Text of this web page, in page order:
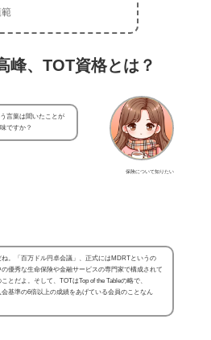
峰、TOT資格とは？
保険について知りたい
言葉は聞いたことが
ですか？
ね。「百万ドル円卓会議」、正式にはMDRTというの
の優秀な生命保険や金融サービスの専門家で構成されて
とだよ。そして、TOTはTop of the Tableの略で、
会基準の6倍以上の成績をあげている会員のことなん